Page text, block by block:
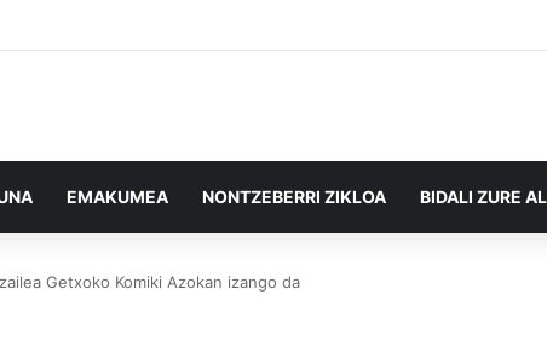
EMAKUMEA NONTZEBERRI ZIKLOA BIDALI ZURE
Getxoko Komiki Azokan izango da